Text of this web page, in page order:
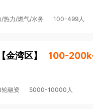
/热力/燃气/水务 100-499人
【金湾区】 100-
轮融资 5000-10000人